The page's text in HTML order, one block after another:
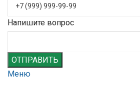
Напишите вопрос
ОТПРАВИТЬ
Меню